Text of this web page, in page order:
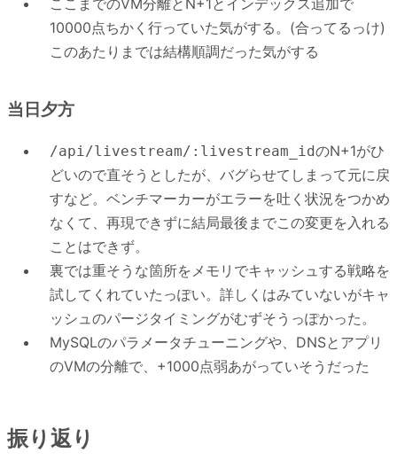
10000点ちかく行っていた気がする。(合ってるっけ)
このあたりまでは結構順調だった気がする
当日夕方
/api/livestream/:livestream_idのN+1がひ
どいので直そうとしたが、バグらせてしまって元に戻
すなど。ベンチマーカーがエラーを吐く状況をつかめ
なくて、再現できずに結局最後までこの変更を入れる
ことはできず。
裏では重そうな箇所をメモリでキャッシュする戦略を
試してくれていたっぽい。詳しくはみていないがキャ
ッシュのパージタイミングがむずそうっぽかった。
MySQLのパラメータチューニングや、DNSとアプリ
のVMの分離で、+1000点弱あがっていそうだった
振り返り